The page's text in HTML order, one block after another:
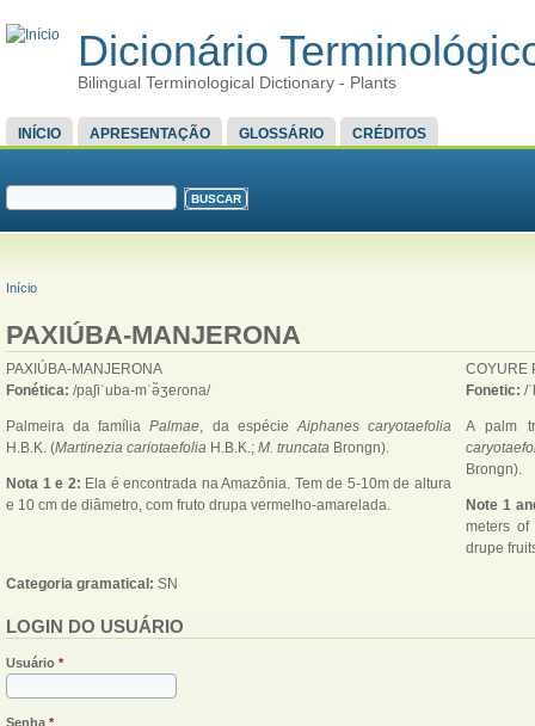
Dicionário
Bilingual Terminological Dictionary - Plants
MENU PRINCIPAL
INÍCIO APRESENTAÇÃO GLOSSÁRIO CRÉDITOS
FORMULÁRIO DE BUSCA
VOCÊ ESTÁ AQUI
Início
PAXIÚBA-MANJERONA
PAXIÚBA-MANJERONA
Fonética: /paʃiˈuba-mˈə̃ʒeɾona/
Palmeira da famíliaPalmae , da espécie Aiphanes caryotaefolia
H.B.K. (Martinezia cariotaefolia H.B.K.; M. truncata Brongn).
Nota 1 e 2: Ela é encontrada na Amazônia. Tem de 5-10m de altura
e 10 cm de diâmetro, com fruto drupa vermelho-amarelada.
COYURE
Fonetic: /
A palm
Brongn).
Note 1
meters of
drupe
Categoria gramatical: SN
LOGIN DO USUÁRIO
Usuário *
Senha *